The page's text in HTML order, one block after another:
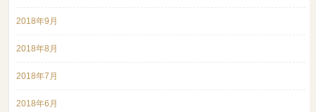
2018年9月
2018年8月
2018年7月
2018年6月